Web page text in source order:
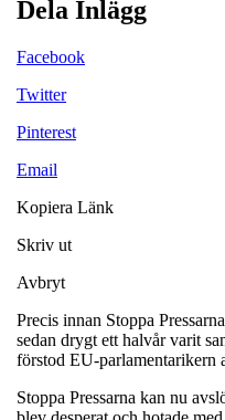
Dela Inlägg
Facebook
Twitter
Pinterest
Email
Kopiera Länk
Skriv ut
Avbryt
Precis innan Stoppa Pressarna
sedan drygt ett halvår varit
förstod EU-parlamentarikern
Stoppa Pressarna kan nu